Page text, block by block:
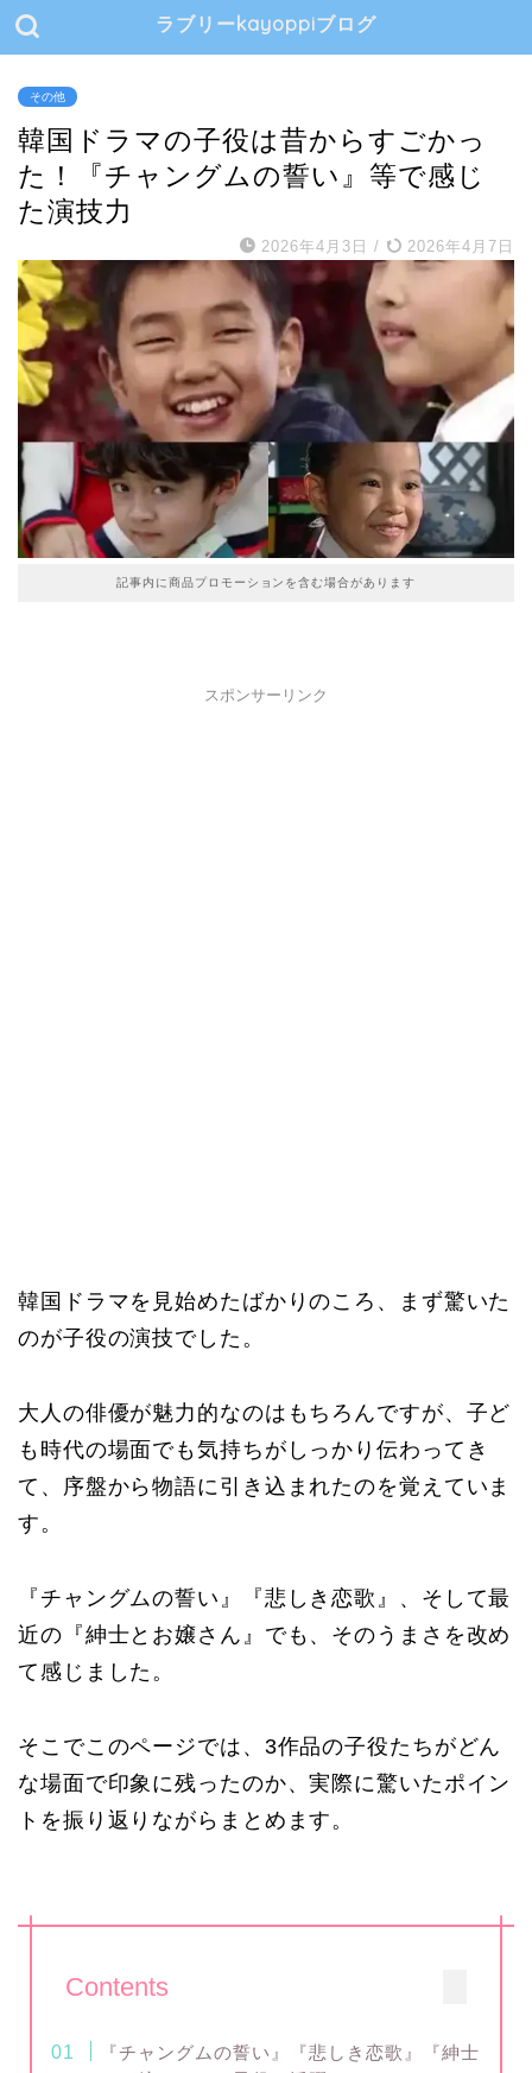
ラブリーkayoppiブログ
その他
韓国ドラマの子役は昔からすごかっ
た！『チャングムの誓い』等で感じ
た演技力
2026年4月3日 / 2026年4月7日
記事内に商品プロモーションを含む場合があります
スポンサーリンク
韓国ドラマを見始めたばかりのころ、まず驚いた
のが子役の演技でした。
大人の俳優が魅力的なのはもちろんですが、子ど
も時代の場面でも気持ちがしっかり伝わってき
て、序盤から物語に引き込まれたのを覚えていま
す。
『チャングムの誓い』『悲しき恋歌』、そして最
近の『紳士とお嬢さん』でも、そのうまさを改め
て感じました。
そこでこのページでは、3作品の子役たちがどん
な場面で印象に残ったのか、実際に驚いたポイン
トを振り返りながらまとめます。
Contents
『チャングムの誓い』『悲しき恋歌』『紳士